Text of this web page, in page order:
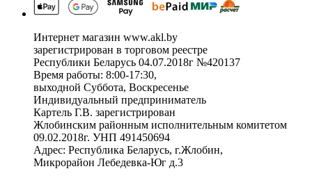
Интернет магазин www.akl.by
зарегистрирован в торговом реестре
Республики Беларусь 04.07.2018г №420137
Время работы: 8:00-17:30,
выходной Суббота, Воскресенье
Индивидуальный предприниматель
Картель Г.В. зарегистрирован
Жлобинским районным исполнительным комитетом
09.02.2018г. УНП 491450694
Адрес: Республика Беларусь, г.Жлобин,
Микрорайон Лебедевка-Юг д.3